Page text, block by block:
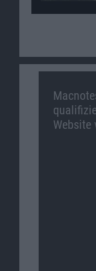
Website